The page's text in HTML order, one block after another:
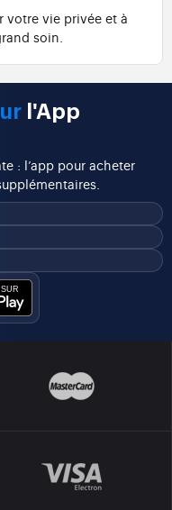
votre vie privée et à
soin.
l'App
: l’app pour acheter